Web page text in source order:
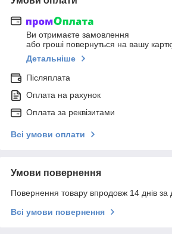
Ви отримаєте замовлення
або гроші повернуться на вашу
Детальніше
Післяплата
Оплата на рахунок
Оплата за реквізитами
Всі умови оплати
Умови повернення
Повернення товару впродовж 14 днів за
Всі умови повернення